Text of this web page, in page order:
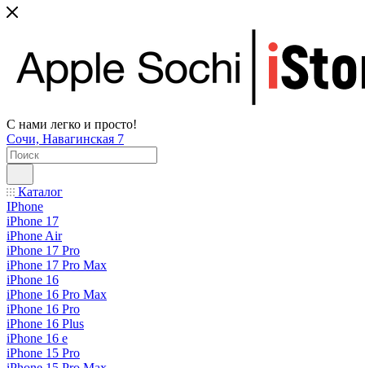
С нами легко и просто!
Сочи, Навагинская 7
Каталог
IPhone
iPhone 17
iPhone Air
iPhone 17 Pro
iPhone 17 Pro Max
iPhone 16
iPhone 16 Pro Max
iPhone 16 Pro
iPhone 16 Plus
iPhone 16 e
iPhone 15 Pro